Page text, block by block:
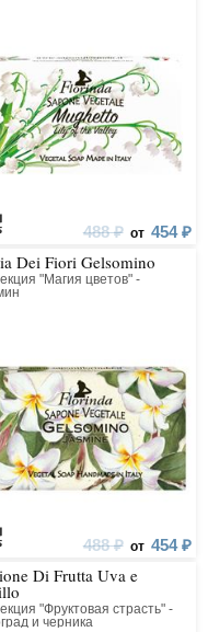
488 ₽ от 454 ₽
Dei Fiori Gelsomino
"Магия цветов" -
488 ₽ от 454 ₽
Di Frutta Uva e
"Фруктовая страсть" -
и черника